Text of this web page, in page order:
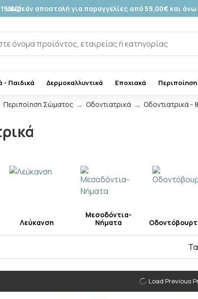
Δωρεάν αποστολή για παραγγελίες από 59,00€ και άνω
- Παιδικά Δερμοκαλλυντικά Εποχιακά
Περιποίηση Σώματος Οδοντιατρικά Οδοντιατρικά - 8
Λεύκανση
Μεσοδόντια-
Νήματα
Load Previous